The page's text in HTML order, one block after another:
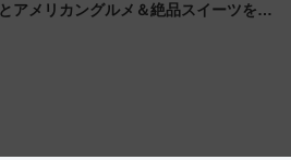
アメリカングルメ＆絶品スイーツを満